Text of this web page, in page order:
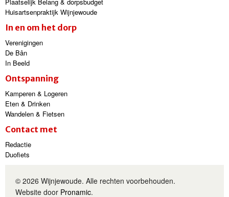
Plaatselijk Belang & dorpsbudget
Huisartsenpraktijk Wijnjewoude
In en om het dorp
Verenigingen
De Bân
In Beeld
Ontspanning
Kamperen & Logeren
Eten & Drinken
Wandelen & Fietsen
Contact met
Redactie
Duofiets
© 2026 Wijnjewoude. Alle rechten voorbehouden.
Website door Pronamic.